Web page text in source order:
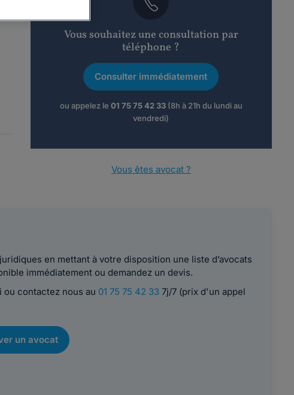
Vous souhaitez une consultation par
téléphone ?
Consulter immédiatement
ou appelez le 01 75 75 42 33(8h à 21h du lundi au
vendredi)
Vous êtes avocat ?
en mettant à votre disposition une liste d’avocats
immédiatement ou demandez un devis.
contactez nous au 01 75 75 42 337j/7 (prix d'un appel
un avocat